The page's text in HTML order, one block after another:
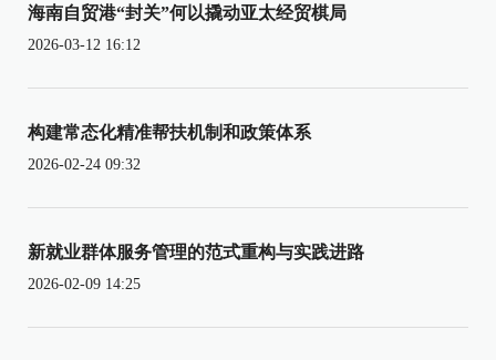
海南自贸港“封关”何以撬动亚太经贸棋局
2026-03-12 16:12
构建常态化精准帮扶机制和政策体系
2026-02-24 09:32
新就业群体服务管理的范式重构与实践进路
2026-02-09 14:25